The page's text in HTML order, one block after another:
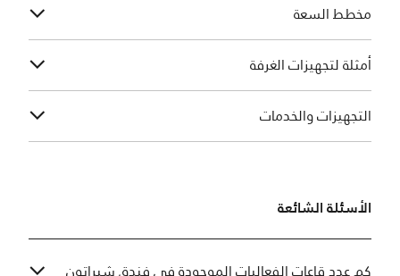
مخطط السعة
أمثلة لتجهيزات الغرفة
التجهيزات والخدمات
الأسئلة الشائعة